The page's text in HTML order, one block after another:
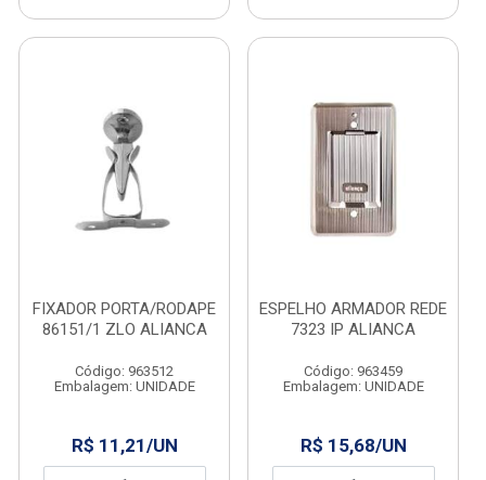
FIXADOR PORTA/RODAPE
86151/1 ZLO ALIANCA
Código: 963512
Embalagem: UNIDADE
R$ 11,21/UN
ESPELHO ARMADOR REDE
7323 IP ALIANCA
Código: 963459
Embalagem: UNIDADE
R$ 15,68/UN